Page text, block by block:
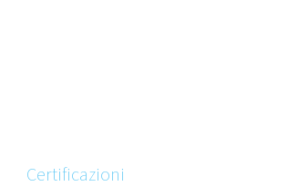
Certificazioni